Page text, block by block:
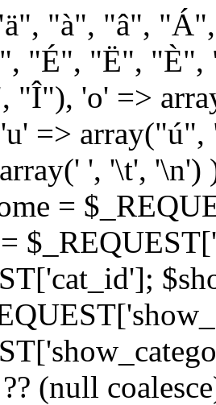
"à", "â",
"É", "Ë",
"Î"), 'o' =>
=>
', '\t',
=
(null